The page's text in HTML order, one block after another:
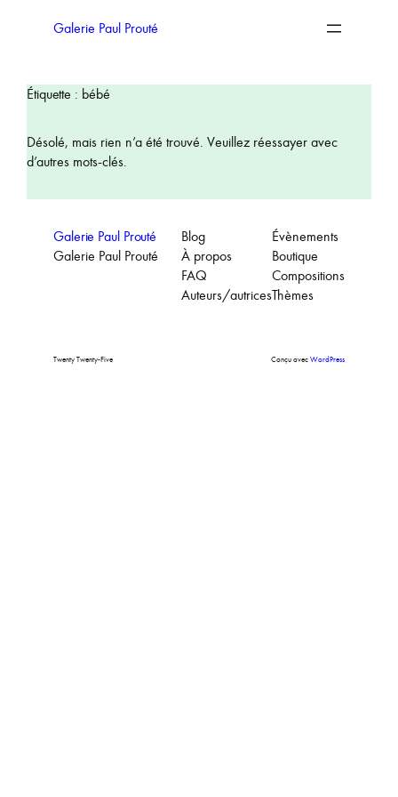
Galerie Paul Prouté
Étiquette : bébé
Désolé, mais rien n’a été trouvé. Veuillez réessayer avec
d’autres mots-clés.
Galerie Paul Prouté
Galerie Paul Prouté
Blog
À propos
FAQ
Auteurs/autrices
Évènements
Boutique
Compositions
Thèmes
Twenty Twenty-Five Conçu avecWordPress